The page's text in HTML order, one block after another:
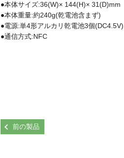
●本体サイズ:36(W)× 144(H)× 31(D)mm
●本体重量:約240g(乾電池含まず)
●電源:単4形アルカリ乾電池3個(DC4.5V)
●通信方式:NFC
前の製品